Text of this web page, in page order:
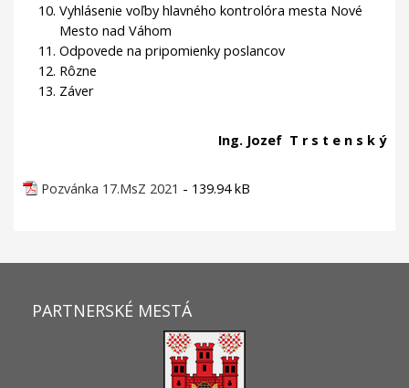
Vyhlásenie voľby hlavného kontrolóra mesta Nové
Mesto nad Váhom
Odpovede na pripomienky poslancov
Rôzne
Záver
Ing. Jozef T r s t e n s k ý
Pozvánka 17.MsZ 2021 - 139.94 kB
PARTNERSKÉ MESTÁ